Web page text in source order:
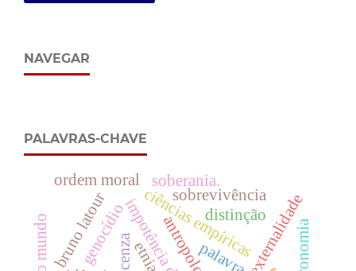
NAVEGAR
PALAVRAS-CHAVE
ciências empíricas
sobrevivência
genocídio
bruno latour distinção
ler o mundo palavra astronomia
ordem moral soberania.